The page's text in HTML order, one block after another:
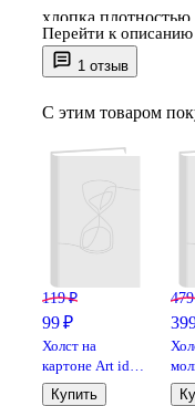
1 отзыв
хлопка плотностью
и для уверенных
подрамник,
стол.
Перейти к описанию
С этим товаром
119 ₽
99 ₽
Холст на
картоне Art idea,
грунтованый, 10
Купить